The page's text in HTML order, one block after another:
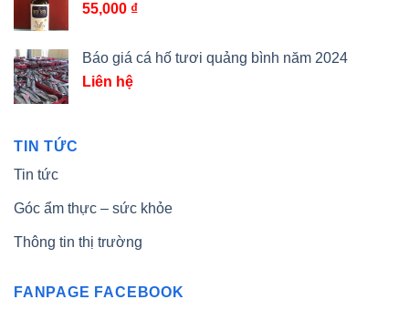
55,000 ₫
Báo giá cá hố tươi quảng bình năm 2024
Liên hệ
TIN TỨC
Tin tức
Góc ẩm thực – sức khỏe
Thông tin thị trường
FANPAGE FACEBOOK